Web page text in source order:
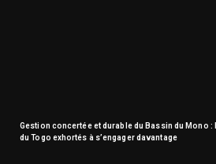
Gestion concertée et durable du Bassin du Mono :
du Togo exhortés à s’engager davantage